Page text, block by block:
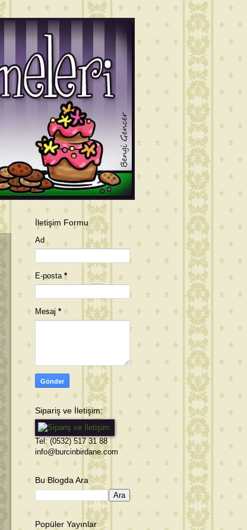
İletişim Formu
Ad
E-posta*
Mesaj *
Sipariş ve İletişim:
Tel: (0532) 517 31 88
info@burcinbirdane.com
Bu Blogda Ara
Popüler Yayınlar